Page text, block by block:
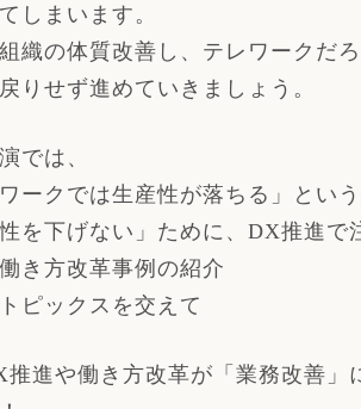
しまいます。
織の体質改善し、テレワークだ
りせず進めていきましょう。
では、
ワークでは生産性が落ちる」とい
を下げない」ために、DX推進で
き方改革事例の紹介
ピックスを交えて
推進や働き方改革が「業務改善